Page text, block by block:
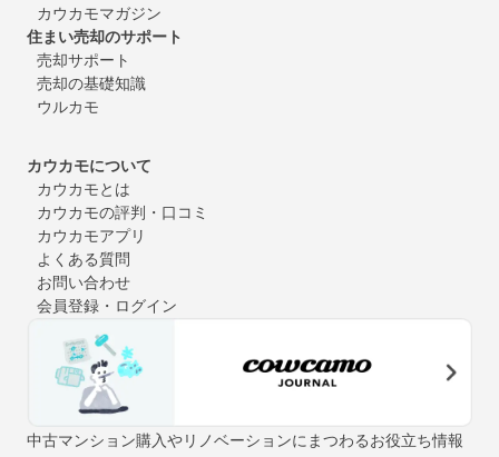
カウカモマガジン
住まい売却のサポート
売却サポート
売却の基礎知識
ウルカモ
カウカモについて
カウカモとは
カウカモの評判・口コミ
カウカモアプリ
よくある質問
お問い合わせ
会員登録・ログイン
中古マンション購入やリノベーションにまつわるお役立ち情報